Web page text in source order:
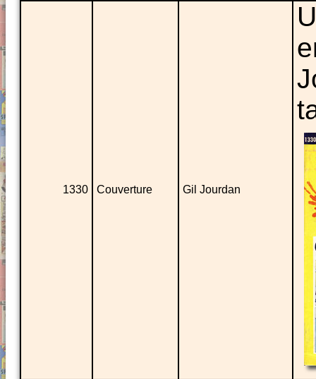
1330 Couverture Gil Jourdan